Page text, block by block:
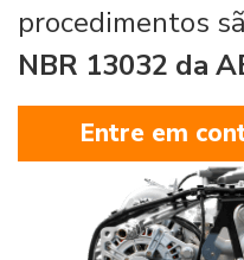
procedimentos
NBR 13032 da
Entre em